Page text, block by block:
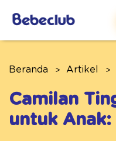
Beranda Artikel
Camilan
untuk Anak: